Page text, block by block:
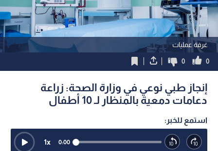
غرفة عمليات
0
0
إنجاز طبي نوعي في وزارة الصحة: زراعة
دعامات دمعية بالمنظار لـ 10 أطفال
استمع للخبر:
0:00
1x